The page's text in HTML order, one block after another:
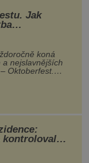
Jak
pivní
koná
nejslavnějších
Oktoberfest.
vychutnávají
kontroloval